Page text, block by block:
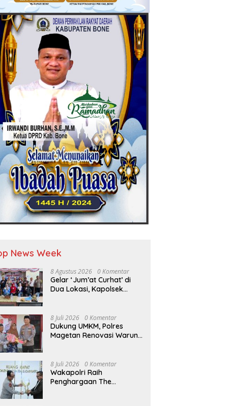
News Week
8 Agustus 2026 0 Komentar
Gelar ‘Jum’at Curhat’ di
Dua Lokasi, Kapolsek
dan Siap Sikat Peredaran
Miras
8 Juli 2026 0 Komentar
Dukung UMKM, Polres
Magetan Renovasi Warung
8 Juli 2026 0 Komentar
Wakapolri Raih
Penghargaan The